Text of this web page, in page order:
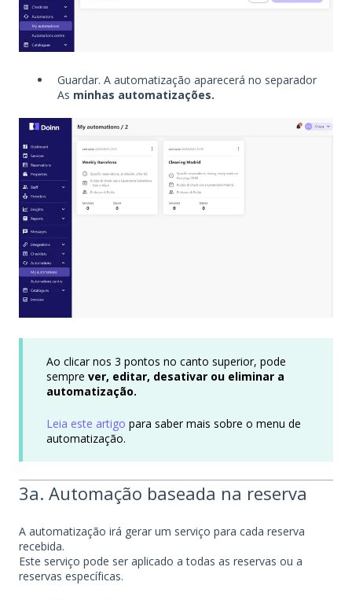
Guardar. A automatização aparecerá no separador
As minhas automatizações.
Ao clicar nos 3 pontos no canto superior, pode
sempre ver, editar, desativar ou eliminar a
automatização.
Leia este artigo para saber mais sobre o menu de
automatização.
3a. Automação baseada na reserva
A automatização irá gerar um serviço para cada reserva
recebida.
Este serviço pode ser aplicado a todas as reservas ou a
reservas específicas.